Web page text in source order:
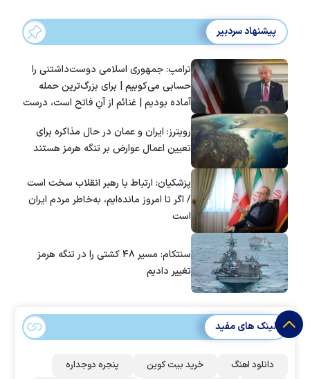
پیشنهاد سردبیر
ترامپ: جمهوری اسلامی دوست‌داشتنی را
حسابی می‌کوبیم | برای بزرگ‌ترین حمله
آماده بودیم | غنائم از آنِ فاتح است، درست
رویترز: ایران و عمان در حال مذاکره برای
تعیین اعمال عوارض بر تنگه هرمز هستند
پزشکیان: ارتباط با رهبر انقلاب سخت است
/ اگر تا امروز مانده‌ایم، به‌خاطر مردم ایران
است
سنتکام: مسیر ۴۸ کشتی را در تنگه هرمز
تغییر دادیم
لینک های مفید
دانلود اهنگ خرید بیت کوین پنجره دوجداره